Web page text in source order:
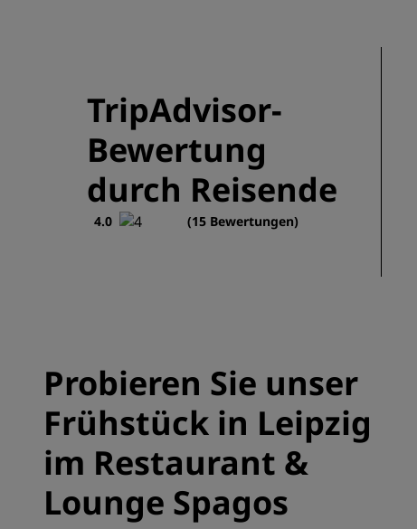
TripAdvisor-
Bewertung
durch Reisende
4.0 (15 Bewertungen)
Probieren Sie unser
Frühstück in Leipzig
im Restaurant &
Lounge Spagos